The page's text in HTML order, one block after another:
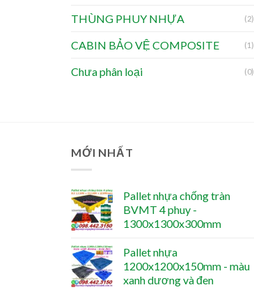
THÙNG PHUY NHỰA (2)
CABIN BẢO VỆ COMPOSITE (1)
Chưa phân loại (0)
MỚI NHẤT
Pallet nhựa chống tràn
BVMT 4 phuy -
1300x1300x300mm
Pallet nhựa
1200x1200x150mm - màu
xanh dương và đen